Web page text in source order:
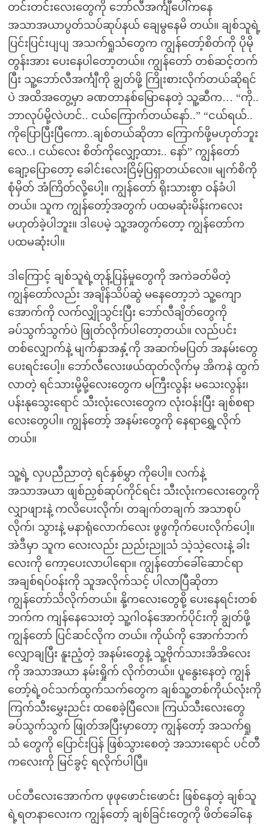
တင်းတင်းလေးတွေကို ဘော်လီအင်္ကျီပေါ်ကနေ
အသာအယာပွတ်သပ်ဆုပ်နယ် ချေမွနေမိ တယ်။ ချစ်သူရဲ့
ပြင်းပြင်းပျပျ အသက်ရှုသံတွေက ကျွန်တော့်စိတ်ကို ပိုမို
တွန်းအား ပေးနေပါတော့တယ်။ ကျွန်တော် တစ်ဆင့်တက်
ပြီး သူ့ဘော်လီအင်္ကျီကို ချွတ်ဖို့ ကြိုးစားလိုက်တယ်ဆိုရင်
ပဲ အထိအတွေ့မှာ ခဏတာနစ်မြောနေတဲ့ သူ့ဆီက… “ကို..
ဘာလုပ်မို့လဲဟင်.. ငယ်ကြောက်တယ်နော်..” “ငယ်ရယ်..
ကိုပြောပြီးပြီကော..ချစ်တယ်ဆိုတာ ကြောက်ဖို့မဟုတ်ဘူး
လေ..၊ ငယ်လေး စိတ်ကိုလျှော့ထား.. နော်” ကျွန်တော်
ချော့ပြောတော့ ခေါင်းလေးငြိမ့်ပြရှာတယ်လေ။ မျက်စိကို
စုံမှိတ် အံကြိတ်လို့ပေါ့။ ကျွန်တော် ရိုးသားစွာ ဝန်ခံပါ
တယ်။ သူက ကျွန်တော့်အတွက် ပထမဆုံးမိန်းကလေး
မဟုတ်ခဲ့ပါဘူး။ ဒါပေမဲ့ သူ့အတွက်တော့ ကျွန်တော်က
ပထမဆုံးပါ။
ဒါကြောင့် ချစ်သူရဲ့တုန့်ပြန်မှုတွေကို အကဲခတ်မိတဲ့
ကျွန်တော်လည်း အချိန်သိပ်ဆွဲ မနေတော့ဘဲ သူ့ကျော
အောက်ကို လက်လျှိုသွင်းပြီး ဘော်လီချိတ်တွေကို
ခပ်သွက်သွက်ပဲ ဖြုတ်လိုက်ပါတော့တယ်။ လည်ပင်း
တစ်လျှောက်နဲ့ မျက်နှာအနှံ့ကို အဆက်မပြတ် အနမ်းတွေ
ပေးရင်းပေါ့။ ဘော်လီလေးဖယ်ထုတ်လိုက်မှ အိကနဲ ထွက်
လာတဲ့ ရင်သားမို့မို့လေးတွေက မကြီးလွန်း မသေးလွန်း၊
ပန်းနုသွေးရောင် သီးလုံးလေးတွေက လုံးဝန်းပြီး ချစ်စရာ
လေးတွေပါ။ ကျွန်တော့် အနမ်းတွေကို နေရာရွှေ့လိုက်
တယ်။
သူ့ရဲ့ လှပညီညာတဲ့ ရင်နှစ်မွှာ ကိုပေါ့။ လက်နဲ့
အသာအယာ ဖျစ်ညှစ်ဆုပ်ကိုင်ရင်း သီးလုံးကလေးတွေကို
လျှာဖျားနဲ့ ကလိပေးလိုက်၊ တချက်တချက် အသာစုပ်
လိုက်၊ သွားနဲ့ မနာရုံလောက်လေး ဖွဖွကိုက်ပေးလိုက်ပေါ့။
အဲဒီမှာ သူက လေးလည်း ညည်းညူသံ သဲ့သဲ့လေးနဲ့ ခါး
လေးကို ကော့ပေးလာပါရော။ ကျွန်တော်ခေါ်ဆောင်ရာ
အချစ်ရပ်ဝန်းကို သူအလိုက်သင့် ပါလာပြီဆိုတာ
ကျွန်တော်သိလိုက်တယ်။ နို့ကလေးတွေစို့ ပေးနေရင်းတစ်
ဘက်က ကျန်နေသေးတဲ့ သူ့ဂါဝန်အောက်ပိုင်းကို ချွတ်ဖို့
ကျွန်တော် ပြင်ဆင်လိုက တယ်။ ကိုယ်ကို အောက်ဘက်
လျှောချပြီး နူးညံ့တဲ့ အနမ်းတွေနဲ့ သူ့ဗိုက်သားအိအိလေး
ကို အသာအယာ နမ်းရှိုက် လိုက်တယ်။ ပူနွေးနေတဲ့ ကျွန်
တော့်ရဲ့ဝင်သက်ထွက်သက်တွေက ချစ်သူ့တစ်ကိုယ်လုံးကို
ကြက်သီးမွှေးညင်း ထစေခဲ့ပြီလေ။ ကြယ်သီးလေးတွေ
ခပ်သွက်သွက် ဖြုတ်အပြီးမှာတော့ ကျွန်တော့် အသက်ရှု
သံ တွေကို ပြောင်းပြန် ဖြစ်သွားစေတဲ့ အသားရောင် ပင်တီ
ကလေးကို မြင်ခွင့် ရလိုက်ပါပြီ။
ပင်တီလေးအောက်က ဖုဖုဖောင်းဖောင်း ဖြစ်နေတဲ့ ချစ်သူ
ရဲ့ရတနာလေးက ကျွန်တော့် ချစ်ခြင်းတွေကို ဖိတ်ခေါ်နေ